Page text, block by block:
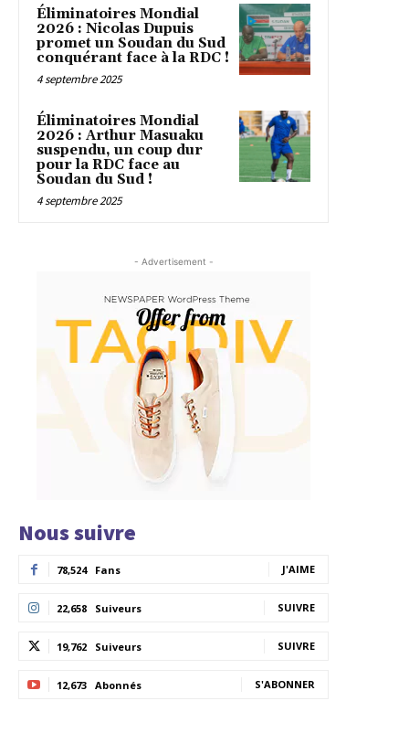
Éliminatoires Mondial
2026 : Nicolas Dupuis
promet un Soudan du Sud
conquérant face à la RDC !
4 septembre 2025
Éliminatoires Mondial
2026 : Arthur Masuaku
suspendu, un coup dur
pour la RDC face au
Soudan du Sud !
4 septembre 2025
- Advertisement -
Nous suivre
78,524 Fans J'AIME
22,658 Suiveurs SUIVRE
19,762 Suiveurs SUIVRE
12,673 Abonnés S'ABONNER